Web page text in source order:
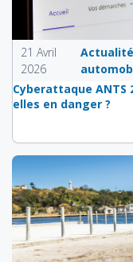
21 Avril
2026
Cyberattaque ANTS
elles en danger ?